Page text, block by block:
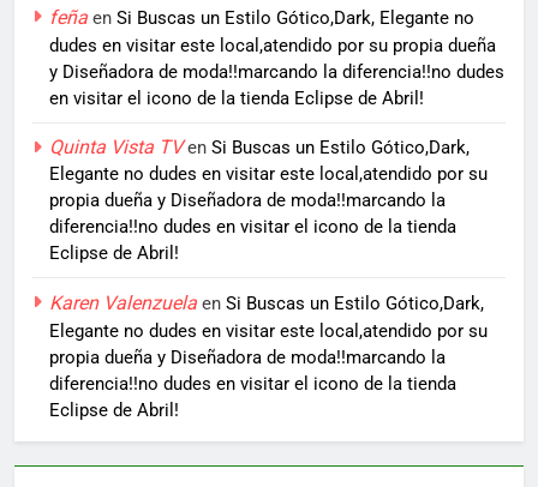
feña en Si Buscas un Estilo Gótico,Dark, Elegante no
dudes en visitar este local,atendido por su propia dueña
y Diseñadora de moda!!marcando la diferencia!!no dudes
en visitar el icono de la tienda Eclipse de Abril!
Quinta Vista TVen Si Buscas un Estilo Gótico,Dark,
Elegante no dudes en visitar este local,atendido por su
propia dueña y Diseñadora de moda!!marcando la
diferencia!!no dudes en visitar el icono de la tienda
Eclipse de Abril!
Karen Valenzuela en Si Buscas un Estilo Gótico,Dark,
Elegante no dudes en visitar este local,atendido por su
propia dueña y Diseñadora de moda!!marcando la
diferencia!!no dudes en visitar el icono de la tienda
Eclipse de Abril!